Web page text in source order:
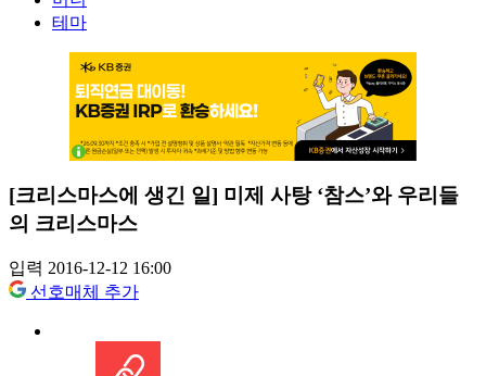
테마
[크리스마스에 생긴 일] 미제 사탕 ‘참스’와 우리들
의 크리스마스
입력 2016-12-12 16:00
선호매체 추가